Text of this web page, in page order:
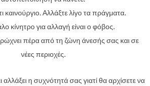
καινούργιο. Αλλάξτε λίγο τα πράγματα.
κίνητρο για αλλαγή είναι ο φόβος.
πέρα ​​από τη ζώνη άνεσής σας και σε
νέες περιοχές.
αλλάξει η συχνότητά σας γιατί θα αρχίσετε να